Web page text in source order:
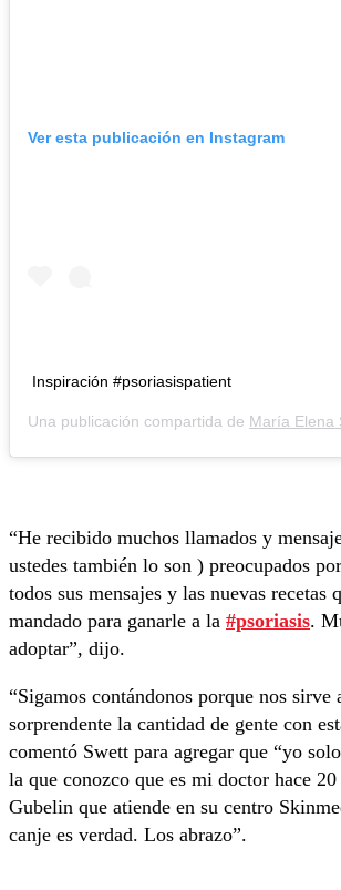
Ver esta publicación en Instagram
Inspiración #psoriasispatient
Una publicación compartida de María Elena
“He recibido muchos llamados y
ustedes también lo son ) preocupados
todos sus mensajes y las nuevas recetas
mandado para ganarle a la #psoriasis.
adoptar”, dijo.
“Sigamos contándonos porque nos sirve
sorprendente la cantidad de gente con
comentó Swett para agregar que “yo
la que conozco que es mi doctor hace
Gubelin que atiende en su centro
canje es verdad. Los abrazo”.